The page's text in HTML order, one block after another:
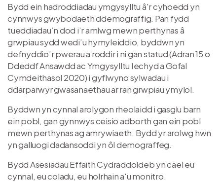
Bydd ein hadroddiadau ymgysylltu â'r cyhoedd yn
cynnwys gwybodaeth ddemograffig. Pan fydd
tueddiadau’n dod i’r amlwg mewn perthynas â
grwpiau sydd wedi’u hymyleiddio, byddwn yn
defnyddio’r pwerau a roddir i ni gan statud (Adran 15 o
Ddeddf Ansawdd ac Ymgysylltu Iechyd a Gofal
Cymdeithasol 2020) i gyflwyno sylwadau i
ddarparwyr gwasanaethau ar ran grwpiau ymylol.
Byddwn yn cynnal arolygon rheolaidd i gasglu barn
ein pobl, gan gynnwys ceisio adborth gan ein pobl
mewn perthynas ag amrywiaeth. Bydd yr arolwg hwn
yn galluogi dadansoddi yn ôl demograffeg.
Bydd Asesiadau Effaith Cydraddoldeb yn cael eu
cynnal, eu coladu, eu holrhain a'u monitro.